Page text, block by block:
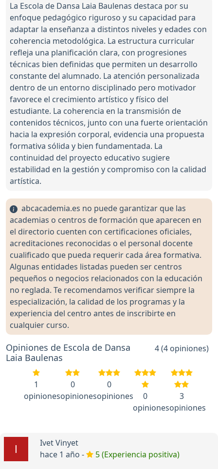
La Escola de Dansa Laia Baulenas destaca por su
enfoque pedagógico riguroso y su capacidad para
adaptar la enseñanza a distintos niveles y edades con
coherencia metodológica. La estructura curricular
refleja una planificación clara, con progresiones
técnicas bien definidas que permiten un desarrollo
constante del alumnado. La atención personalizada
dentro de un entorno disciplinado pero motivador
favorece el crecimiento artístico y físico del
estudiante. La coherencia en la transmisión de
contenidos técnicos, junto con una fuerte orientación
hacia la expresión corporal, evidencia una propuesta
formativa sólida y bien fundamentada. La
continuidad del proyecto educativo sugiere
estabilidad en la gestión y compromiso con la calidad
artística.
abcacademia.es no puede garantizar que las
academias o centros de formación que aparecen en
el directorio cuenten con certificaciones oficiales,
acreditaciones reconocidas o el personal docente
cualificado que pueda requerir cada área formativa.
Algunas entidades listadas pueden ser centros
pequeños o negocios relacionados con la educación
no reglada. Te recomendamos verificar siempre la
especialización, la calidad de los programas y la
experiencia del centro antes de inscribirte en
cualquier curso.
Opiniones de Escola de Dansa
Laia Baulenas
4 (4 opiniones)
1
opiniones
0
opiniones
0
opiniones
0
opiniones
3
opiniones
Ivet Vinyet
hace 1 año -
5 (Experiencia positiva)